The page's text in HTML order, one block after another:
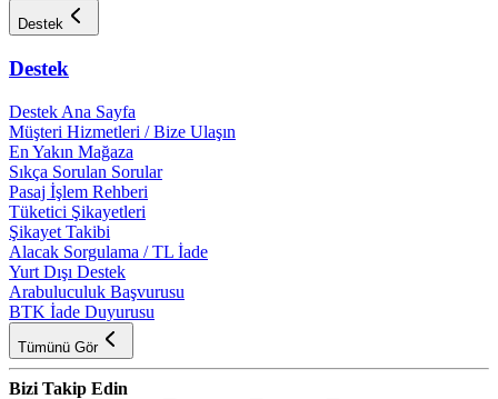
Destek
Destek
Destek Ana Sayfa
Müşteri Hizmetleri / Bize Ulaşın
En Yakın Mağaza
Sıkça Sorulan Sorular
Pasaj İşlem Rehberi
Tüketici Şikayetleri
Şikayet Takibi
Alacak Sorgulama / TL İade
Yurt Dışı Destek
Arabuluculuk Başvurusu
BTK İade Duyurusu
Tümünü Gör
Bizi Takip Edin